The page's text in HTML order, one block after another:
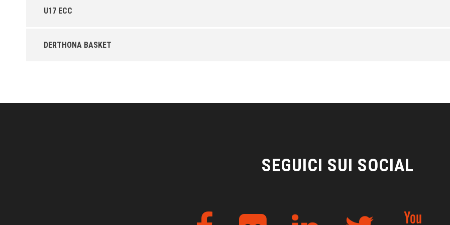
U17 ECC
DERTHONA BASKET
SEGUICI SUI SOCIAL